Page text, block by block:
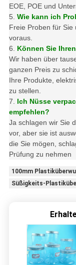
EOE, POE und
5. Wie kann ich
Freie Proben für Sie
voraus.
6. Können Sie
Wir haben über
ganzen Preis zu
Ihre Produkte,
zu stellen.
7. Ich Nüsse
empfehlen?
Ja schlagen wir Sie
vor, aber sie ist
die Sie mögen,
Prüfung zu nehmen
100mm
Süßigkeits-